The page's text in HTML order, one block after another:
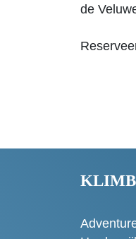
de